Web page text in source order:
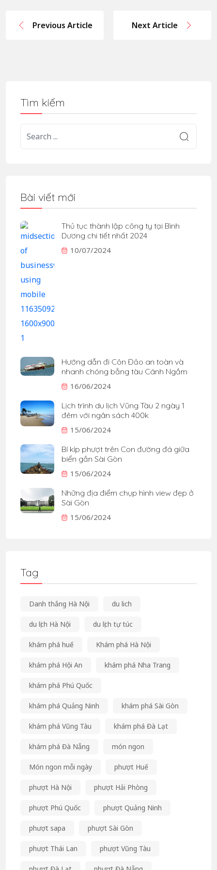
Previous Article Next Article
Tìm kiếm
Bài viết mới
Thủ tục thành lập công ty tại Bình
Dương chi tiết nhất 2024
10/07/2024
Hướng dẫn đi Côn Đảo an toàn và
nhanh chóng bằng tàu Cánh Ngầm
16/06/2024
Lịch trình du lịch Vũng Tàu 2 ngày 1
đêm với ngân sách 400k
15/06/2024
Bí kíp phượt trên Con đường đá giữa
biển gần Sài Gòn
15/06/2024
Những địa điểm chụp hình view đẹp ở
Sài Gòn
15/06/2024
Tag
Danh thắng Hà Nội du lich
du lịch Hà Nội du lịch tự túc
khám phá huế Khám phá Hà Nội
khám phá Hội An khám phá Nha Trang
khám phá Phú Quốc
khám phá Quảng Ninh khám phá Sài Gòn
khám phá Vũng Tàu khám phá Đà Lạt
khám phá Đà Nẵng món ngon
Món ngon mỗi ngày phượt Huế
phượt Hà Nội phượt Hải Phòng
phượt Phú Quốc phượt Quảng Ninh
phượt sapa phượt Sài Gòn
phượt Thái Lan phượt Vũng Tàu